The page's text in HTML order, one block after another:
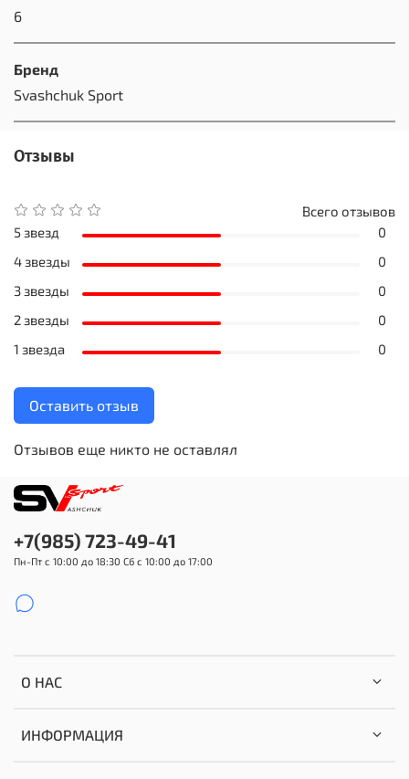
6
Бренд
Svashchuk Sport
Отзывы
Отзывов еще никто не оставлял
Всего отзывов
5 звезд
0
4 звезды
0
3 звезды
0
2 звезды
0
1 звезда
0
Оставить отзыв
О НАС
ИНФОРМАЦИЯ
+7(985) 723-49-41
Пн-Пт с 10:00 до 18:30 Сб с 10:00 до 17:00